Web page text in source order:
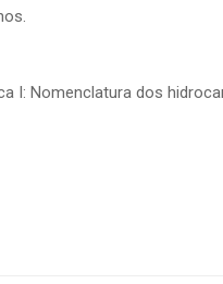
I: Nomenclatura dos